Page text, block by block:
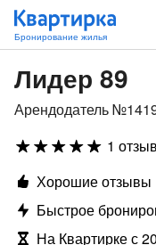
Лидер 89
Арендодатель
1 отзыв
Хорошие отзывы
Быстрое
На Квартирке с